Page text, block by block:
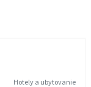
Hotely a ubytovanie